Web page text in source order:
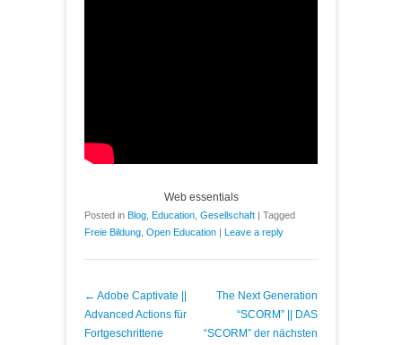
Web essentials
Posted in Blog Education Gesellschaft | Tagged
Freie Bildung Open Education | Leave a reply
Post navigation
← Adobe Captivate ||
Advanced Actions für
Fortgeschrittene
The Next Generation
“SCORM” || DAS
“SCORM” der nächsten